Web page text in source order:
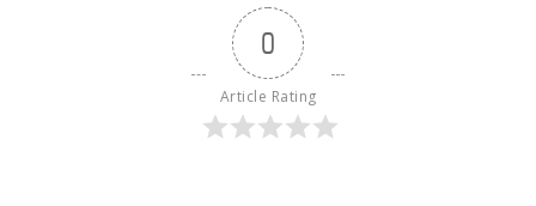
0
Article Rating